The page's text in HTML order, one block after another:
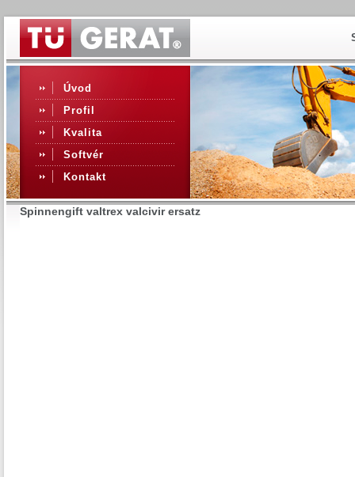
Úvod
Profil
Kvalita
Softvér
Kontakt
Spinnengift valtrex valcivir ersatz